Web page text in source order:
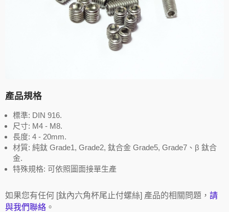
產品規格
標準: DIN 916.
尺寸: M4 - M8.
長度: 4 - 20mm.
材質: 純鈦 Grade1, Grade2, 鈦合金 Grade5, Grade7、β 鈦合
金.
特殊規格: 可依照圖面接單生產
如果您有任何 [鈦內六角杯尾止付螺絲] 產品的相關問題， 請
與我們聯絡 。